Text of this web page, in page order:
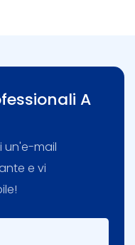
A
un'e-mail
e vi